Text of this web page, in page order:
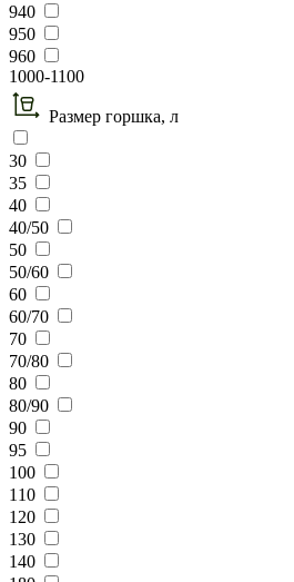
940
950
960
1000-1100
Размер горшка, л
30
35
40
40/50
50
50/60
60
60/70
70
70/80
80
80/90
90
95
100
110
120
130
140